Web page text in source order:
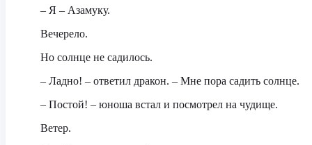
– Я – Азамуку.
Вечерело.
Но солнце не садилось.
– Ладно! – ответил дракон. – Мне пора садить солнце.
– Постой! – юноша встал и посмотрел на чудище.
Ветер.